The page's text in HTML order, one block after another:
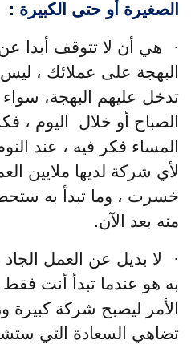
الصغيرة أو حتى الكبيرة :
·
هي أن لا تتوقف أبدا
البهجة على عملائك ،
تدخل عليهم البهجة،
الصباح أو خلال اليوم ،
المساء فكر فيه ، عند
لأي شركة لديها ملايين
منه بعد الآن.
·
لا بديل عن العمل
به هو عندما تبدأ أنت فقط
الأمر ليصبح شركة كبيرة
تضاهي السعادة التي